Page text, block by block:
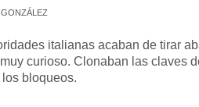
italianas acaban de tirar
curioso. Clonaban las claves
bloqueos.